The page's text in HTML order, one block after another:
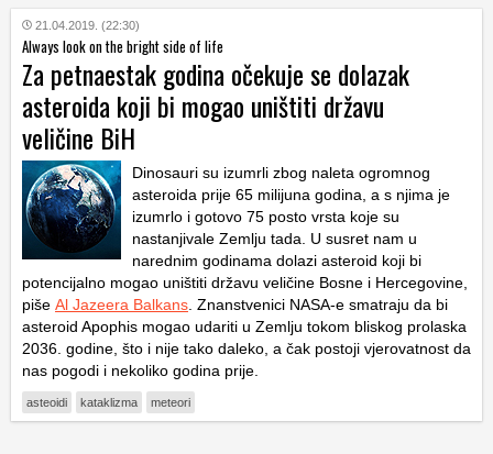
21.04.2019. (22:30)
Always look on the bright side of life
Za petnaestak godina očekuje se dolazak
asteroida koji bi mogao uništiti državu
veličine BiH
Dinosauri su izumrli zbog naleta ogromnog
asteroida prije 65 milijuna godina, a s njima je
izumrlo i gotovo 75 posto vrsta koje su
nastanjivale Zemlju tada. U susret nam u
narednim godinama dolazi asteroid koji bi
potencijalno mogao uništiti državu veličine Bosne i Hercegovine,
piše Al Jazeera Balkans . Znanstvenici NASA-e smatraju da bi
asteroid Apophis mogao udariti u Zemlju tokom bliskog prolaska
2036. godine, što i nije tako daleko, a čak postoji vjerovatnost da
nas pogodi i nekoliko godina prije.
asteoidi kataklizma meteori